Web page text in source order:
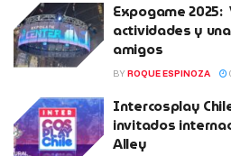
Expogame
actividades y
amigos
BY ROQUE ESPINOZA
Intercosplay
invitados
Alley